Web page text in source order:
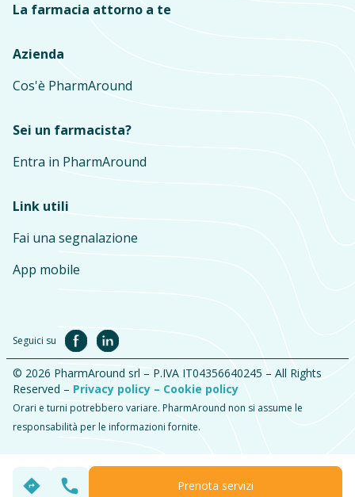
La farmacia attorno a te
Azienda
Cos'è PharmAround
Sei un farmacista?
Entra in PharmAround
Link utili
Fai una segnalazione
App mobile
Seguici su
© 2026 PharmAround srl – P.IVA IT04356640245 – All Rights
Reserved – Privacy policy – Cookie policy
Orari e turni potrebbero variare. PharmAround non si assume le
responsabilità per le informazioni fornite.
Prenota servizi